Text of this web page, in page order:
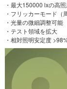
・最大150000 lxの高
・フリッカーモード（
・光量の微細調整可能
・テスト領域を拡大
・相対照明安定度